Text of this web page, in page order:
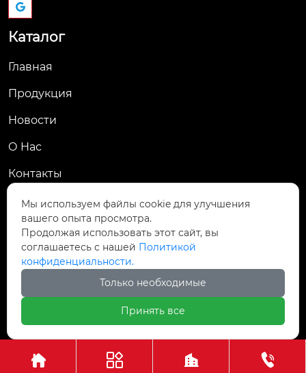
Каталог
Главная
Продукция
Новости
О Hас
Контакты
Контакты

Пров. Хэнань, г. Цзяоцзо, уезд Учжи, промзона
Чжаньдянь, ул. Промышленная Средняя
+86-18237110602
Авторское право©АО Хэнань Ясин Точная Ковка
   
Мы используем файлы cookie для улучшения
вашего опыта просмотра.
Продолжая использовать этот сайт, вы
соглашаетесь с нашей Политикой
конфиденциальности.
Только необходимые
Принять все